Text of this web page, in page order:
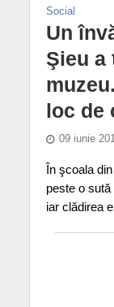
Social
Un
Şieu a
loc de
09 iunie
În şcoala
peste o
iar clădirea